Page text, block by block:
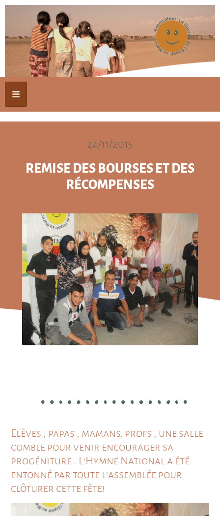
24/11/2015
REMISE DES BOURSES ET DES
RÉCOMPENSES
Elèves , papas , mamans, profs , une salle
comble pour venir encourager sa
progéniture . L’Hymne National a été
entonné par toute l’assemblée pour
clôturer cette fête!